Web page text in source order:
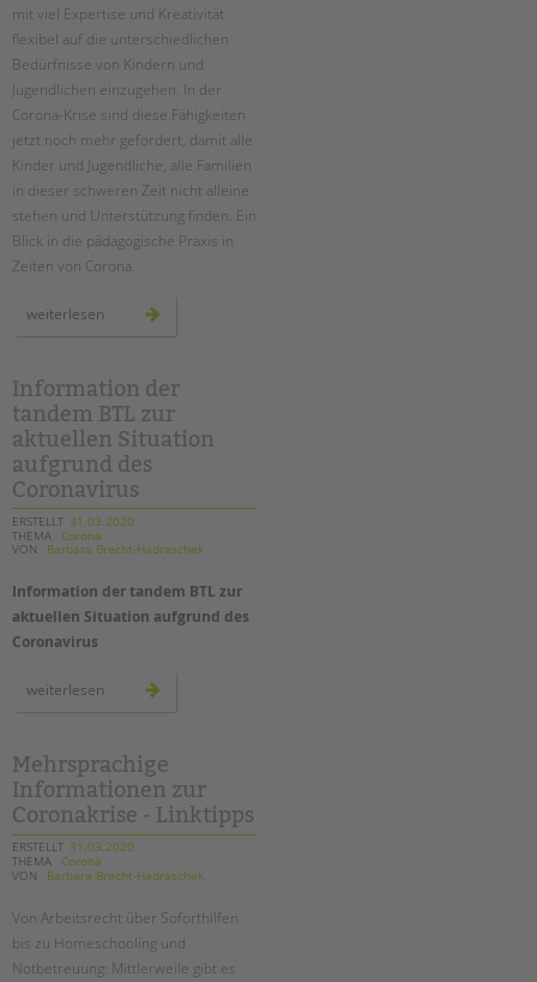
mit viel Expertise und Kreativität
flexibel auf die unterschiedlichen
Bedürfnisse von Kindern und
Jugendlichen einzugehen. In der
Corona-Krise sind diese Fähigkeiten
jetzt noch mehr gefordert, damit alle
Kinder und Jugendliche, alle Familien
in dieser schweren Zeit nicht alleine
stehen und Unterstützung finden. Ein
Blick in die pädagogische Praxis in
Zeiten von Corona.
weiterlesen
der
notbetreuung
oder
virtuell:
die
pädagogische
arbeit
geht
weiter!
Information der
tandem BTL zur
aktuellen Situation
aufgrund des
Coronavirus
ERSTELLT 31.03.2020
THEMA Corona
VON
Barbara Brecht-Hadraschek
Information der tandem BTL zur
aktuellen Situation aufgrund des
Coronavirus
weiterlesen information
aktuellen
situation
aufgrund
des
coronavirus
Mehrsprachige
Informationen zur
Coronakrise - Linktipps
ERSTELLT 31.03.2020
THEMA Corona
VON
Barbara Brecht-Hadraschek
Von Arbeitsrecht über Soforthilfen
bis zu Homeschooling und
Notbetreuung: Mittlerweile gibt es